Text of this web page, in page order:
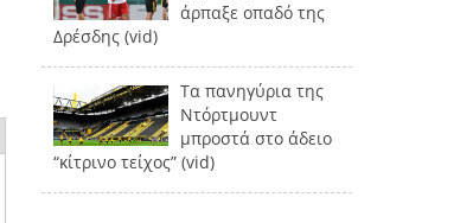
άρπαξε οπαδό της
Δρέσδης (vid)
Τα πανηγύρια της
Ντόρτμουντ
μπροστά στο άδειο
“κίτρινο τείχος” (vid)